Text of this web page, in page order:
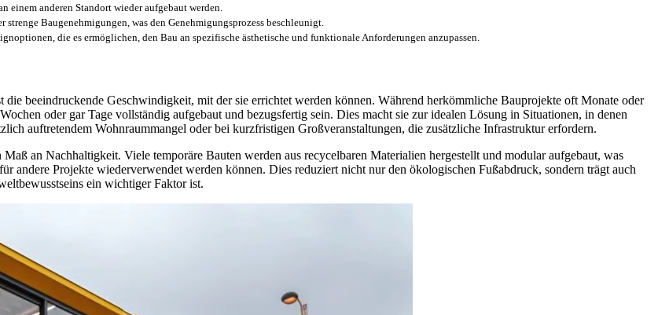
einem anderen Standort wieder aufgebaut werden.
Baugenehmigungen, was den Genehmigungsprozess beschleunigt.
die es ermöglichen, den Bau an spezifische ästhetische und funktionale Anforderungen anzupassen.
beeindruckende Geschwindigkeit, mit der sie errichtet werden können. Während herkömmliche Bauprojekte oft Monate oder
oder gar Tage vollständig aufgebaut und bezugsfertig sein. Dies macht sie zur idealen Lösung in Situationen, in denen
auftretendem Wohnraummangel oder bei kurzfristigen Großveranstaltungen, die zusätzliche Infrastruktur erfordern.
an Nachhaltigkeit. Viele temporäre Bauten werden aus recycelbaren Materialien hergestellt und modular aufgebaut, was
andere Projekte wiederverwendet werden können. Dies reduziert nicht nur den ökologischen Fußabdruck, sondern trägt auch
ein wichtiger Faktor ist.